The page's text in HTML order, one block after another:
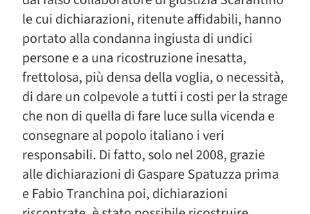
le cui dichiarazioni, ritenute affidabili, hanno
portato alla condanna ingiusta di undici
persone e a una ricostruzione inesatta,
frettolosa, più densa della voglia, o necessità,
di dare un colpevole a tutti i costi per la strage
che non di quella di fare luce sulla vicenda e
consegnare al popolo italiano i veri
responsabili. Di fatto, solo nel 2008, grazie
alle dichiarazioni di Gaspare Spatuzza prima
e Fabio Tranchina poi, dichiarazioni